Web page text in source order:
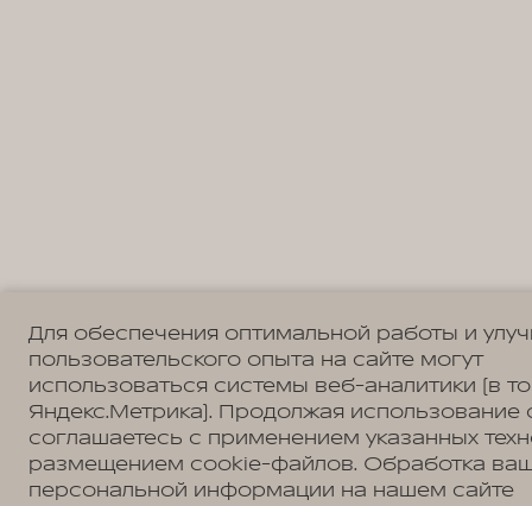
Для обеспечения оптимальной работы и
пользовательского опыта на сайте могут
использоваться системы веб-аналитики (в
Яндекс.Метрика). Продолжая использование
соглашаетесь с применением указанных
размещением cookie-файлов. Обработка
персональной информации на нашем сайте